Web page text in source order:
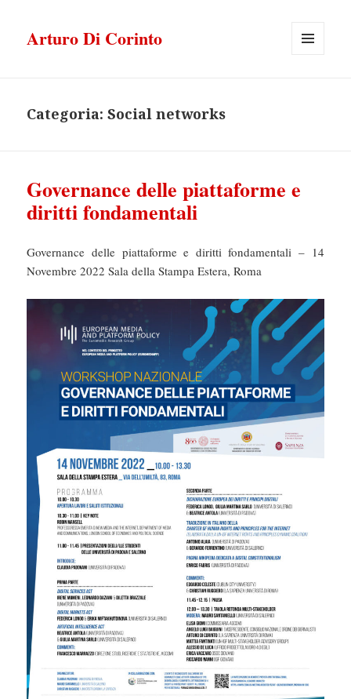
Arturo Di Corinto
Categoria:Social networks
Governance delle piattaforme e
diritti fondamentali
Governance delle piattaforme e diritti fondamentali – 14
Novembre 2022 Sala della Stampa Estera, Roma